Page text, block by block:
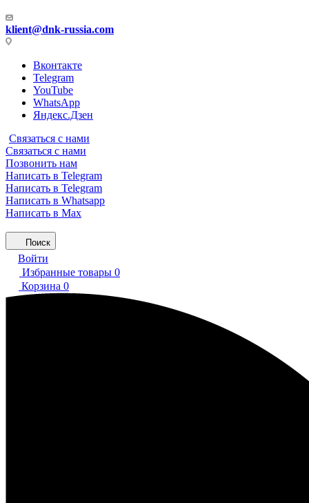
klient@dnk-russia.com
Вконтакте
Telegram
YouTube
WhatsApp
Яндекс.Дзен
Связаться с нами
Связаться с нами
Позвонить нам
Написать в Telegram
Написать в Telegram
Написать в Whatsapp
Написать в Max
Поиск
Войти
Избранные товары 0
Корзина 0